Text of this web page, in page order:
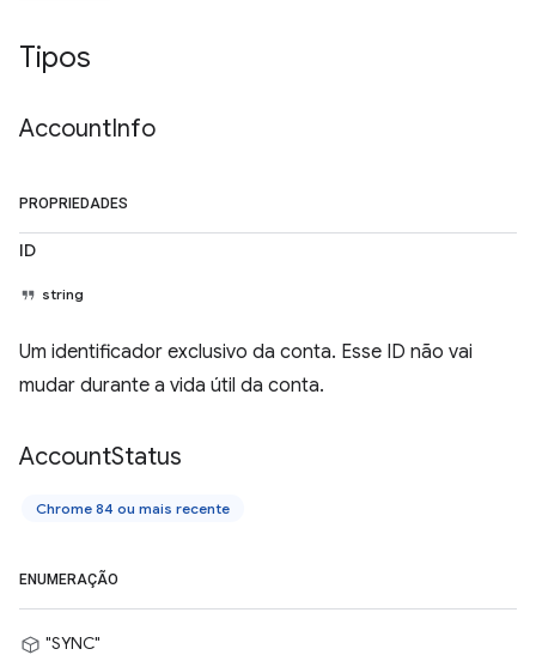
Tipos
AccountInfo
PROPRIEDADES
ID
string
Um identificador exclusivo da conta. Esse ID não vai
mudar durante a vida útil da conta.
AccountStatus
Chrome 84 ou mais recente
ENUMERAÇÃO
"SYNC"